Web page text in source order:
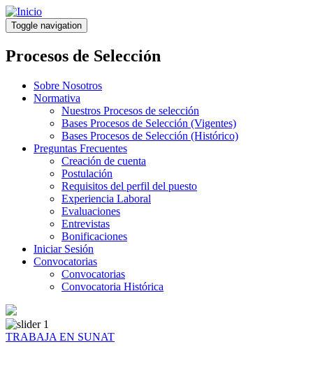
Pasar
al
contenido
principal
Toggle navigation
Procesos de Selección
Sobre Nosotros
Normativa
Nuestros Procesos de selección
Bases Procesos de Selección (Vigentes)
Bases Procesos de Selección (Histórico)
Preguntas Frecuentes
Creación de cuenta
Postulación
Requisitos del perfil del puesto
Experiencia Laboral
Evaluaciones
Entrevistas
Bonificaciones
Iniciar Sesión
Convocatorias
Convocatorias
Convocatoria Histórica
TRABAJA EN SUNAT